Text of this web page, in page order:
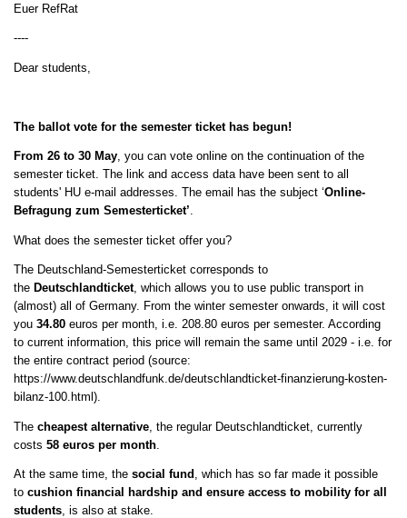
Euer RefRat
----
Dear students,
The ballot vote for the semester ticket has begun!
From 26 to 30 May, you can vote online on the continuation of the
semester ticket. The link and access data have been sent to all
students' HU e-mail addresses. The email has the subject ‘Online-
Befragung zum Semesterticket’.
What does the semester ticket offer you?
The Deutschland-Semesterticket corresponds to
the Deutschlandticket, which allows you to use public transport in
(almost) all of Germany. From the winter semester onwards, it will cost
you 34.80 euros per month, i.e. 208.80 euros per semester. According
to current information, this price will remain the same until 2029 - i.e. for
the entire contract period (source:
https://www.deutschlandfunk.de/deutschlandticket-finanzierung-kosten-
bilanz-100.html).
The cheapest alternative , the regular Deutschlandticket, currently
costs 58 euros per month
At the same time, the social fund , which has so far made it possible
to cushion financial hardship and ensure access to mobility for all
students, is also at stake.